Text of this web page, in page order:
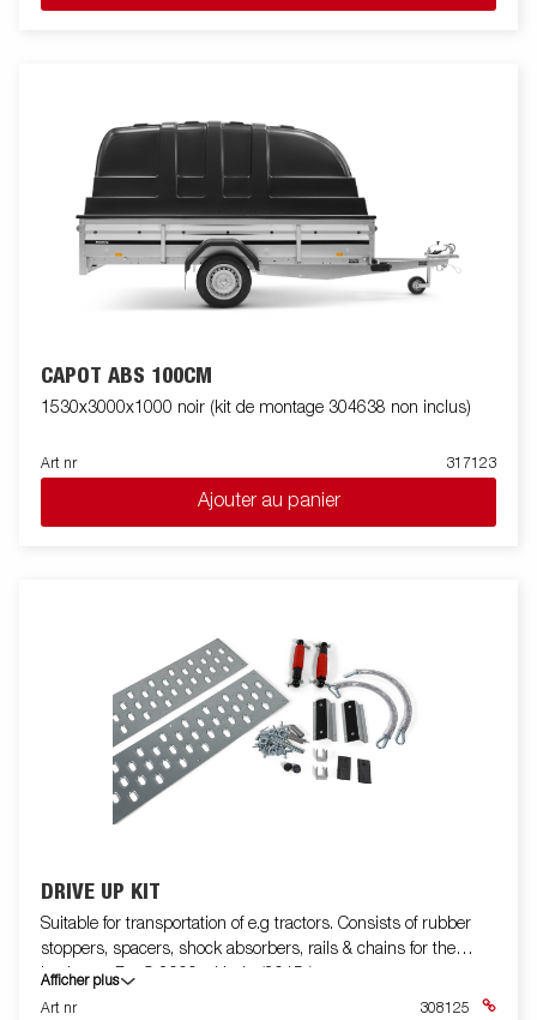
CAPOT ABS 100CM
1530x3000x1000 noir (kit de montage 304638 non inclus)
Art nr 317123
Ajouter au panier
DRIVE UP KIT
Suitable for transportation of e.g tractors. Consists of rubber
stoppers, spacers, shock absorbers, rails & chains for the
backstop. For S-2000 with tip (2015-)
Afficher plus
Art nr
308125